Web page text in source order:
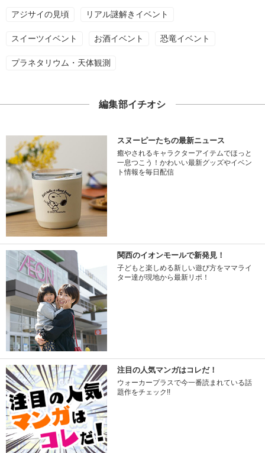
アジサイの見頃 リアル謎解きイベント
スイーツイベント お酒イベント 恐竜イベント
プラネタリウム・天体観測
編集部イチオシ
スヌーピーたちの最新ニュース
癒やされるキャラクターアイテムでほっと
一息つこう！かわいい最新グッズやイベン
ト情報を毎日配信
関西のイオンモールで新発見！
子どもと楽しめる新しい遊び方をママライ
ター達が現地から最新リポ！
注目の人気マンガはコレだ！
ウォーカープラスで今一番読まれている話
題作をチェック!!